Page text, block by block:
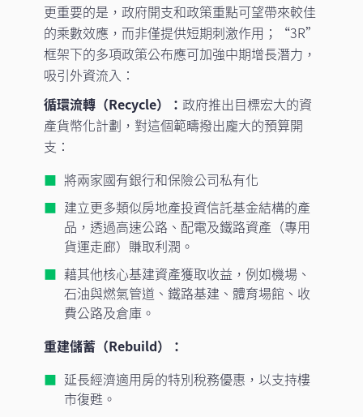
更重要的是，政府開支和政策重點可望帶來較佳
的乘數效應，而非僅提供短期刺激作用；“3R”
框架下的多項政策公布應可加強中期增長潛力，
吸引外資流入：
循環流轉（Recycle）： 政府推出目標宏大的資
產貨幣化計劃，對這個範疇撥出龐大的預算開
支：
將兩家國有銀行和保險公司私有化
建立更多類似房地產投資信託基金結構的產
品，透過高速公路、配電及鐵路資產（專用
貨運走廊）賺取利潤。
藉其他核心基建資產獲取收益，例如機場、
石油與燃氣管道、鐵路基建、體育場館、收
費公路及倉庫。
重建儲蓄（Rebuild）：
延長經濟適用房的特別稅務優惠，以支持樓
市復甦。